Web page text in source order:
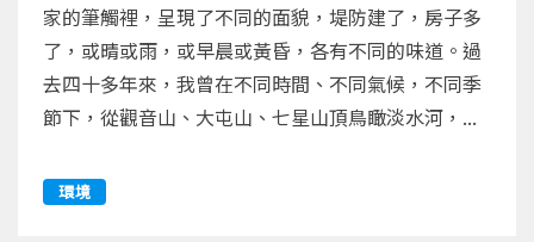
家的筆觸裡，呈現了不同的面貌，堤防建了，房子多
了，或晴或雨，或早晨或黃昏，各有不同的味道。過
去四十多年來，我曾在不同時間、不同氣候，不同季
節下，從觀音山、大屯山、七星山頂鳥瞰淡水河，...
環境